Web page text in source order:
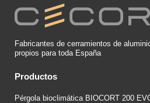
Fabricantes de cerramientos de
propios para toda España
Productos
Pérgola bioclimática BIOCORT 200